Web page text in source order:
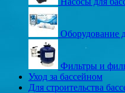
Оборудование
Фильтры и
Уход за бассейном
Для строительства